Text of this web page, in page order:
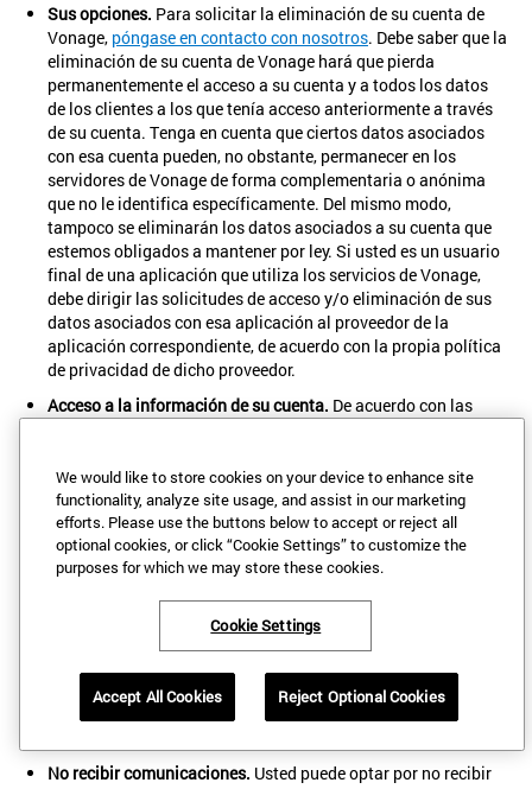
Sus opciones. Para solicitar la eliminación de su cuenta de
Vonage, póngase en contacto con nosotros. Debe saber que la
eliminación de su cuenta de Vonage hará que pierda
permanentemente el acceso a su cuenta y a todos los datos
de los clientes a los que tenía acceso anteriormente a través
de su cuenta. Tenga en cuenta que ciertos datos asociados
con esa cuenta pueden, no obstante, permanecer en los
servidores de Vonage de forma complementaria o anónima
que no le identifica específicamente. Del mismo modo,
tampoco se eliminarán los datos asociados a su cuenta que
estemos obligados a mantener por ley. Si usted es un usuario
final de una aplicación que utiliza los servicios de Vonage,
debe dirigir las solicitudes de acceso y/o eliminación de sus
datos asociados con esa aplicación al proveedor de la
aplicación correspondiente, de acuerdo con la propia política
de privacidad de dicho proveedor.
Acceso a la información de su cuenta. De acuerdo con las
acceder o modificar la información de su cuenta, como el
nombre, la dirección y la información de facturación. Usted es
responsable de garantizar que la información registrada en
Vonage esté actualizada y sea precisa. Puede acceder a su
información y actualizarla entrando en su cuenta o
poniéndose en contacto con nosotros tal y como se describe
en esta Política de privacidad. Cuando la ley lo permita,
podremos cobrar una tarifa razonable para tramitar las
número de solicitudes al año. Su derecho a modificar su
información está sujeto a nuestras políticas de conservación
No recibir comunicaciones. Usted puede optar por no recibir
We would like to store cookies on your device to enhance site
functionality, analyze site usage, and assist in our marketing
efforts. Please use the buttons below to accept or reject all
optional cookies, or click “Cookie Settings” to customize the
purposes for which we may store these cookies.
Cookie Settings
Reject Optional Cookies
Accept All Cookies